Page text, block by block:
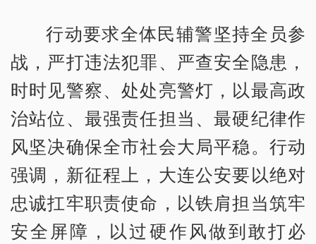
行动要求全体民辅警坚持全员参
战，严打违法犯罪、严查安全隐患，
时时见警察、处处亮警灯，以最高政
治站位、最强责任担当、最硬纪律作
风坚决确保全市社会大局平稳。行动
强调，新征程上，大连公安要以绝对
忠诚扛牢职责使命，以铁肩担当筑牢
安全屏障，以过硬作风做到敢打必